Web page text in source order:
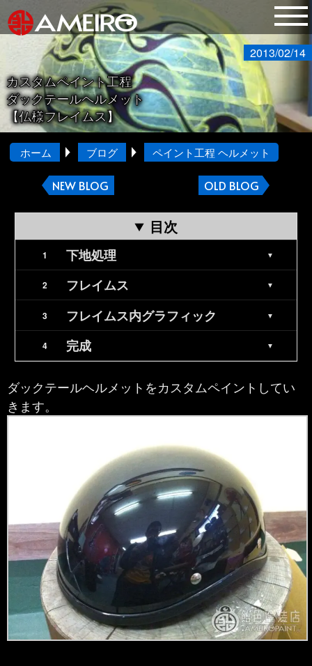
カスタムペイント工程
ダックテールヘルメット
【仏様フレイムス】
2013/02/14
ホーム ブログ ペイント工程 ヘルメット
NEW BLOG OLD BLOG
目次
下地処理
フレイムス
フレイムス内グラフィック
完成
ダックテールヘルメットをカスタムペイントしてい
きます。